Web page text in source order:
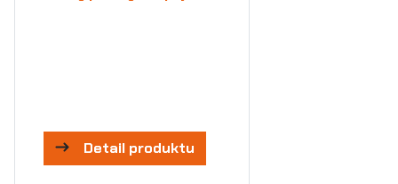
Detail produktu